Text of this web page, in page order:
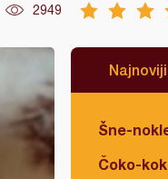
2949
Najnoviji
Šne-
Čoko-